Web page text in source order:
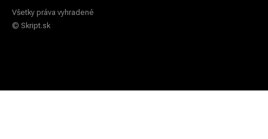
Všetky práva vyhradené
© Skript.sk